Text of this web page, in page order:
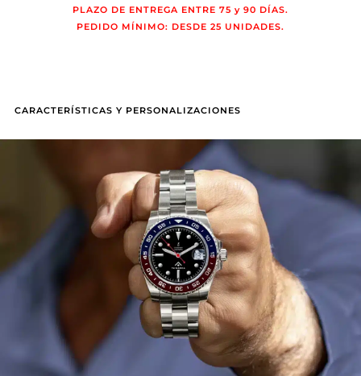
PLAZO DE ENTREGA ENTRE 75 y 90 DÍAS.
PEDIDO MÍNIMO: DESDE 25 UNIDADES.
CARACTERÍSTICAS Y PERSONALIZACIONES